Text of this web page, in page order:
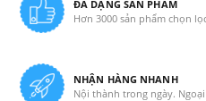
ĐA DẠNG SẢN PHẨM
Hơn 3000 sản phẩm chọn
NHẬN HÀNG NHANH
Nội thành trong ngày.